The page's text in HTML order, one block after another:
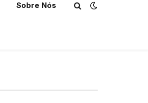
Sobre Nós